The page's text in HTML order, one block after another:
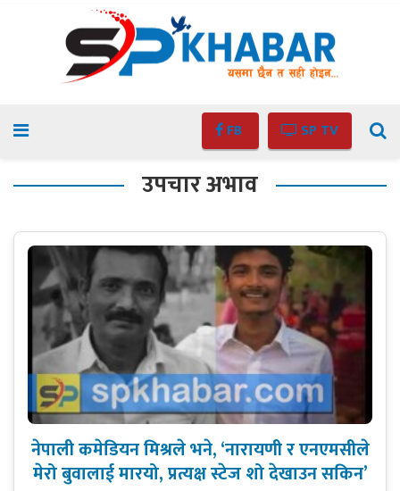
FB SP TV
उपचार अभाव
नेपाली कमेडियन मिश्रले भने, ‘नारायणी र एनएमसीले
मेरो बुवालाई मारयो, प्रत्यक्ष स्टेज शो देखाउन सकिन’